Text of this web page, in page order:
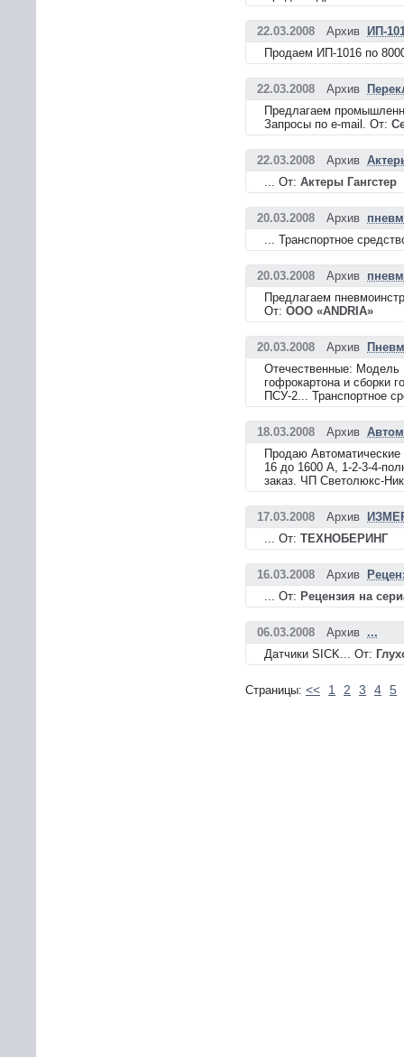
22.03.2008 Архив
ИП-
Продаем ИП-1016 по
22.03.2008 Архив
Предлагаем
Запросы по e-mail. От:
22.03.2008 Архив
... От: Актеры Гангстер
20.03.2008 Архив
... Транспортное
20.03.2008 Архив
Предлагаем
От: ООО «ANDRIA»
20.03.2008 Архив
Отечественные:
гофрокартона и сборки
ПСУ-2... Транспортное
18.03.2008 Архив
Продаю
16 до 1600 А, 1-2-3-4-
заказ. ЧП Светолюкс-
17.03.2008 Архив
... От: ТЕХНОБЕРИНГ
16.03.2008 Архив
... От: Рецензия на
06.03.2008 Архив ...
Датчики SICK... От:
Страницы: << 1 2 3 4 5